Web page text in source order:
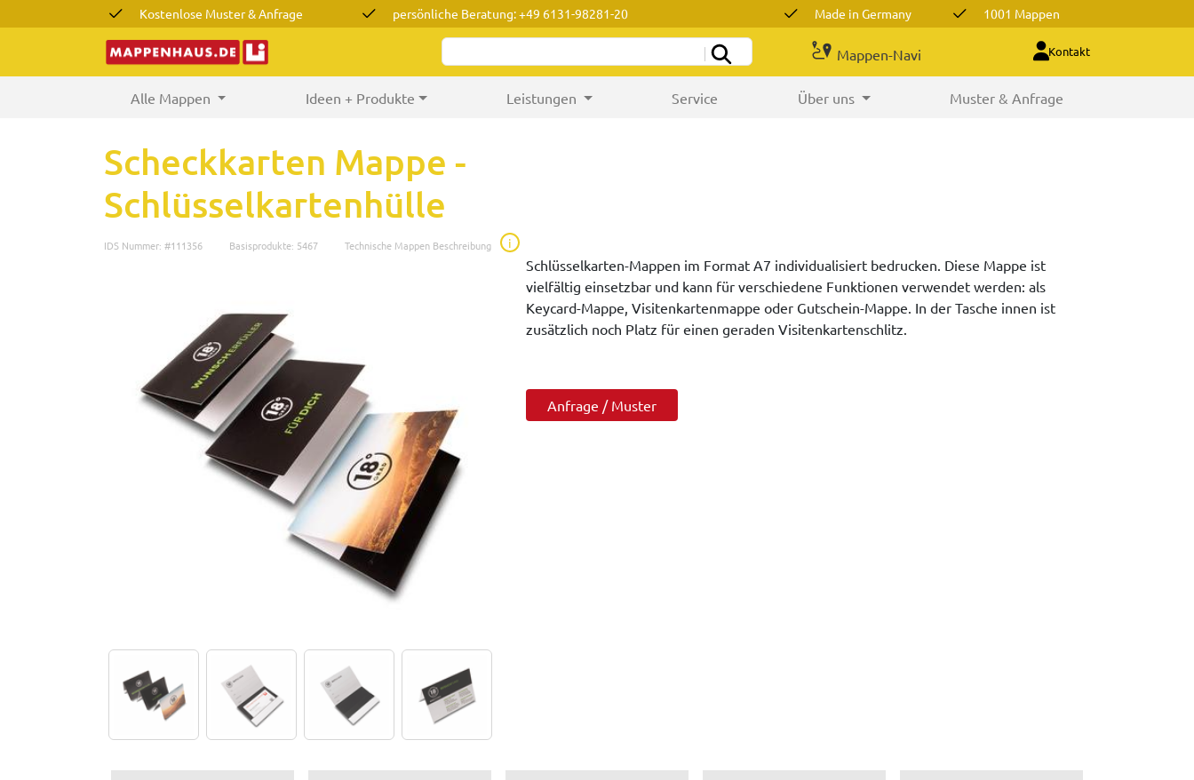
Kostenlose Muster & Anfrage persönliche Beratung: +49 6131-98281-20 Made in Germany 1001 Mappen
Mappen-Navi Kontakt
Alle Mappen (current) Ideen + Produkte Leistungen Service Über uns Muster & Anfrage
Scheckkarten Mappe -
Schlüsselkartenhülle
IDS Nummer: #111356 Basisprodukte: 5467 Technische Mappen Beschreibung i
Schlüsselkarten-Mappen im Format A7 individualisiert bedrucken. Diese Mappe ist
vielfältig einsetzbar und kann für verschiedene Funktionen verwendet werden: als
Keycard-Mappe, Visitenkartenmappe oder Gutschein-Mappe. In der Tasche innen ist
zusätzlich noch Platz für einen geraden Visitenkartenschlitz.
Anfrage / Muster